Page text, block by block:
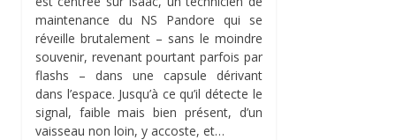
maintenance du NS Pandore qui se
réveille brutalement – sans le moindre
souvenir, revenant pourtant parfois par
flashs – dans une capsule dérivant
dans l’espace. Jusqu’à ce qu’il détecte le
signal, faible mais bien présent, d’un
vaisseau non loin, y accoste, et…